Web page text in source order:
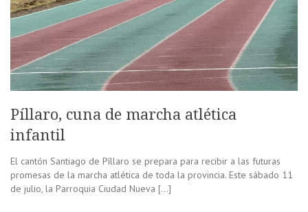
Píllaro, cuna de marcha atlética
infantil
El cantón Santiago de Píllaro se prepara para recibir a las futuras
promesas de la marcha atlética de toda la provincia. Este sábado 11
de julio, la Parroquia Ciudad Nueva […]